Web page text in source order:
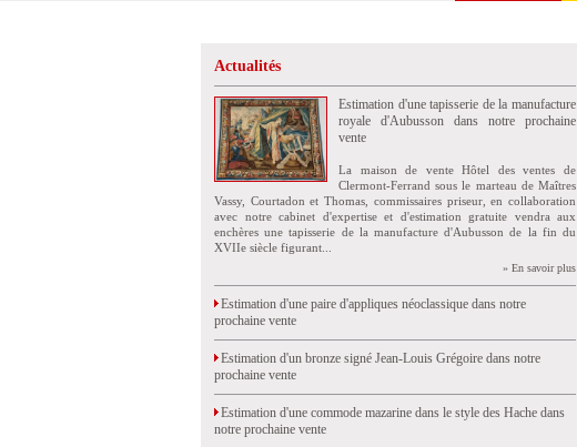
Actualités
Estimation d'une tapisserie de la manufacture
royale d'Aubusson dans notre prochaine
vente
La maison de vente Hôtel des ventes de
Clermont-Ferrand sous le marteau de Maîtres
Vassy, Courtadon et Thomas, commissaires priseur, en collaboration
avec notre cabinet d'expertise et d'estimation gratuite vendra aux
enchères une tapisserie de la manufacture d'Aubusson de la fin du
XVIIe siècle figurant...
» En savoir plus
Estimation d'une paire d'appliques néoclassique dans notre
prochaine vente
Estimation d'un bronze signé Jean-Louis Grégoire dans notre
prochaine vente
Estimation d'une commode mazarine dans le style des Hache dans
notre prochaine vente